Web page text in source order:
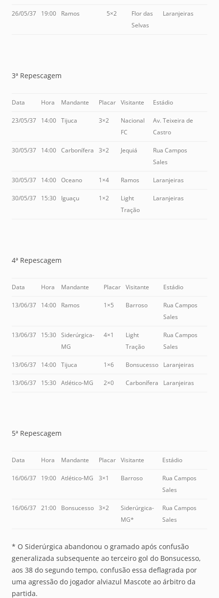
26/05/37 19:00 Ramos 5×2
Flor das
Selvas
Laranjeiras
3ª Repescagem
Data Hora Mandante Placar Visitante Estádio
23/05/37 14:00 Tijuca 3×2
Nacional
FC
Av. Teixeira de
Castro
30/05/37 14:00 Carbonífera 3×2 Jequiá
Rua Campos
Sales
30/05/37 14:00 Oceano 1×4 Ramos Laranjeiras
30/05/37 15:30 Iguaçu 1×2
Light
Tração
Laranjeiras
4ª Repescagem
Data Hora Mandante Placar Visitante Estádio
13/06/37 14:00 Ramos 1×5 Barroso
Rua Campos
Sales
13/06/37 15:30 Siderúrgica-
MG
4×1
Light
Tração
Rua Campos
Sales
13/06/37 14:00 Tijuca 1×6 Bonsucesso Laranjeiras
13/06/37 15:30 Atlético-MG 2×0 Carbonífera Laranjeiras
5ª Repescagem
Data Hora Mandante Placar Visitante Estádio
16/06/37 19:00 Atlético-MG 3×1 Barroso
Rua Campos
Sales
16/06/37 21:00 Bonsucesso 3×2
Siderúrgica-
MG*
Rua Campos
Sales
* O Siderúrgica abandonou o gramado após confusão
generalizada subsequente ao terceiro gol do Bonsucesso,
aos 38 do segundo tempo, confusão essa deflagrada por
uma agressão do jogador alviazul Mascote ao árbitro da
partida.